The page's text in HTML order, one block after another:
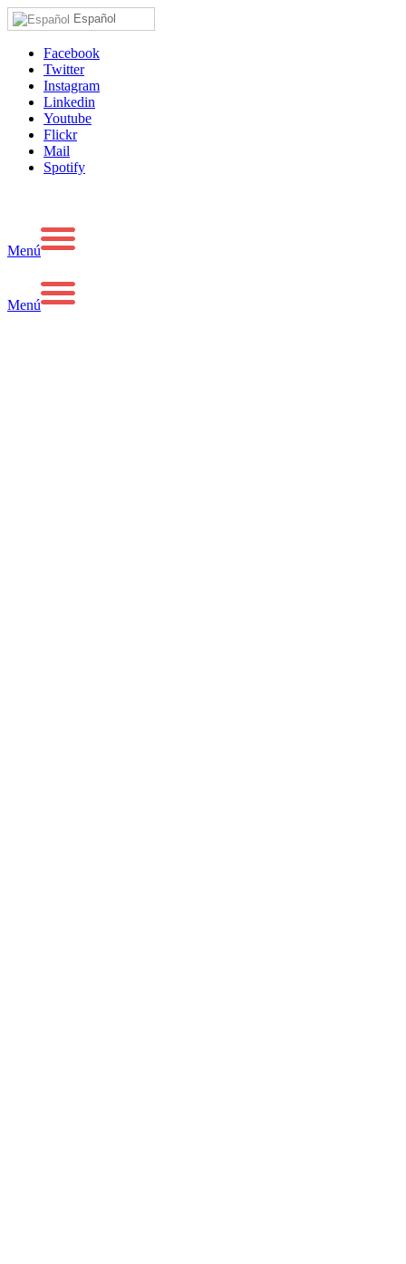
Español
Facebook
Twitter
Instagram
Linkedin
Youtube
Flickr
Mail
Spotify
Menú
Menú